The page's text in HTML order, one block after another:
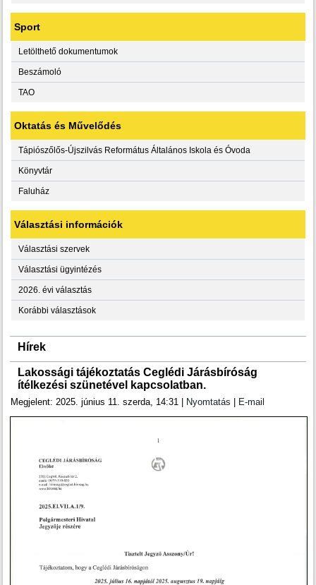
Sport
Letölthető dokumentumok
Beszámoló
TAO
Oktatás és Művelődés
Tápiószőlős-Újszilvás Református Általános Iskola és Óvoda
Könyvtár
Faluház
Választási információk
Választási szervek
Választási ügyintézés
2026. évi választás
Korábbi választások
Hírek
Lakossági tájékoztatás Ceglédi Járásbíróság
ítélkezési szünetével kapcsolatban.
Megjelent: 2025. június 11. szerda, 14:31 Nyomtatás E-mail